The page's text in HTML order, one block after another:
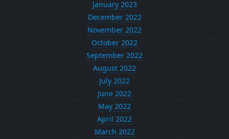
January 2023
December 2022
November 2022
October 2022
September 2022
August 2022
July 2022
June 2022
May 2022
April 2022
March 2022